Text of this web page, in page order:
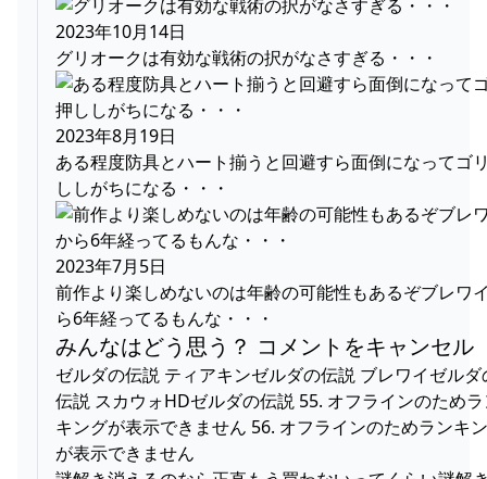
2023年10月14日
グリオークは有効な戦術の択がなさすぎる・・・
2023年8月19日
ある程度防具とハート揃うと回避すら面倒になってゴ
ししがちになる・・・
2023年7月5日
前作より楽しめないのは年齢の可能性もあるぞブレワ
ら6年経ってるもんな・・・
みんなはどう思う？ コメントをキャンセル
ゼルダの伝説 ティアキンゼルダの伝説 ブレワイゼルダ
伝説 スカウォHDゼルダの伝説 55. オフラインのため
キングが表示できません 56. オフラインのためランキ
が表示できません